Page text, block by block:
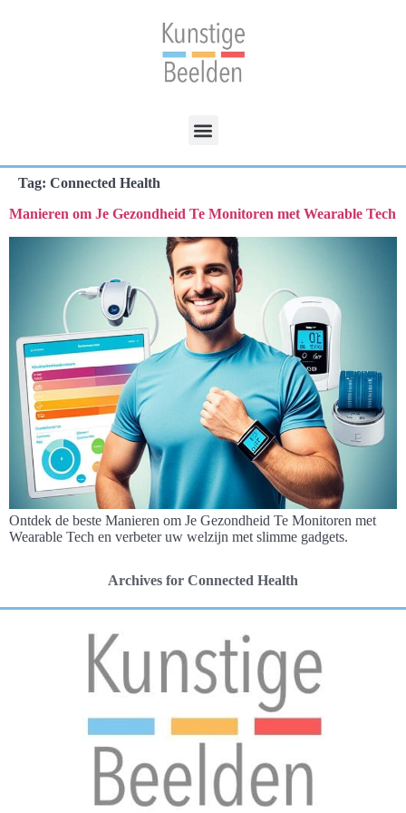
Tag: Connected Health
Manieren om Je Gezondheid Te Monitoren met Wearable Tech
Ontdek de beste Manieren om Je Gezondheid Te Monitoren met
Wearable Tech en verbeter uw welzijn met slimme gadgets.
Archives for Connected Health